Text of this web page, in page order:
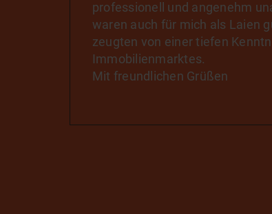
professionell und angenehm
waren auch für mich als Laien
zeugten von einer tiefen
Immobilienmarktes.
Mit freundlichen Grüßen